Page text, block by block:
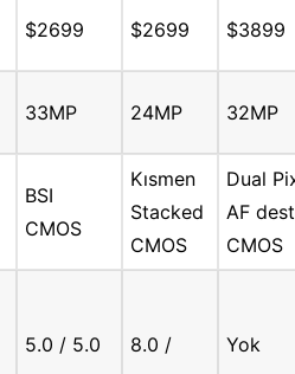
$2699 $2699 $3899
33MP 24MP 32MP
BSI
CMOS
Kısmen
Stacked
CMOS
Dual
AF
CMOS
5.0 / 5.0 8.0 / Yok